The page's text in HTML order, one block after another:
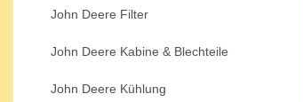
John Deere Filter
John Deere Kabine & Blechteile
John Deere Kühlung